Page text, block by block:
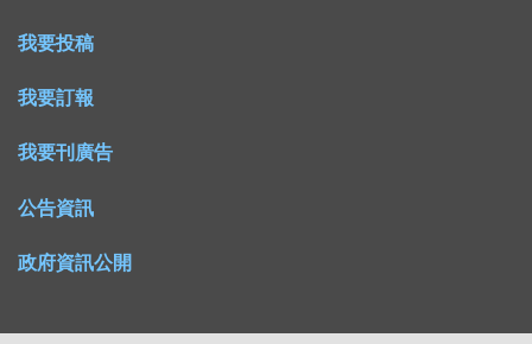
我要投稿
我要訂報
我要刊廣告
公告資訊
政府資訊公開